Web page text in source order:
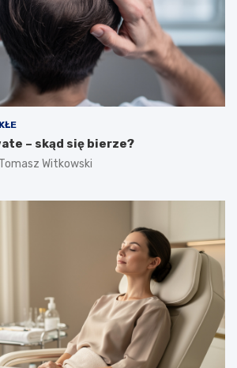
– skąd się bierze?
Tomasz Witkowski